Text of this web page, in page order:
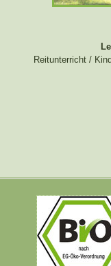
Reitunterricht /